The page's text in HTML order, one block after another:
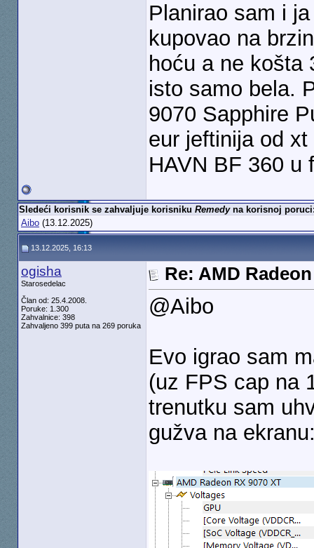
Planirao sam i
kupovao na
hoću a ne košta
isto samo bela.
9070 Sapphire
eur jeftinija od
HAVN BF 360 u
Sledeći korisnik se zahvaljuje korisniku Remedyna korisnoj
Aibo(13.12.2025)
13.12.2025, 16:13
ogisha
Starosedelac
Član od: 25.4.2008.
Poruke: 1.300
Zahvalnice: 398
Zahvaljeno 399 puta na 269 poruka
Re: AMD
@Aibo
Evo igrao sam
(uz FPS cap na
trenutku sam
gužva na